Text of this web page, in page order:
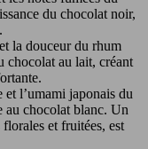
du chocolat noir,
la douceur du rhum
chocolat au lait, créant
et l’umami japonais du
au chocolat blanc. Un
et fruitées, est